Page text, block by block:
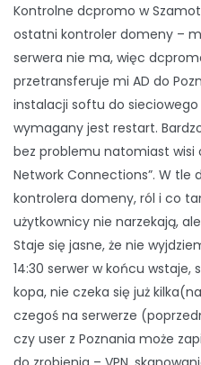
Kontrolne dcpromo w
ostatni kontroler domeny –
serwera nie ma, więc
przetransferuje mi AD do
instalacji softu do
wymagany jest restart.
bez problemu natomiast wisi
Network Connections”. W tle
kontrolera domeny, ról i co
użytkownicy nie narzekają,
Staje się jasne, że nie
14:30 serwer w końcu
kopa, nie czeka się już
czegoś na serwerze
czy user z Poznania może